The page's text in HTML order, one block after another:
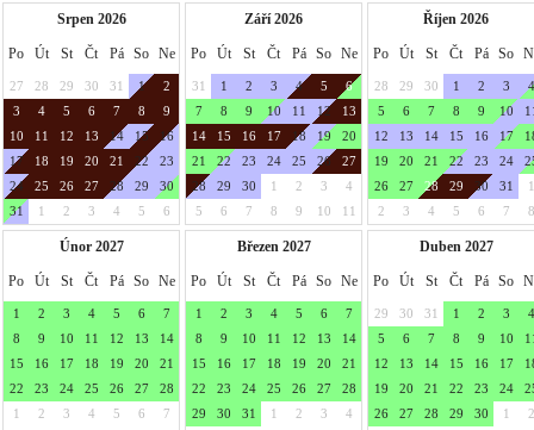
Srpen 2026
Po Út St Čt Pá So Ne
27 28 29 30 31 1
2
3
4 5 6 7 8
9
10
11 12 13 14 15
16
17
18 19 20 21 22
23
24
25 26 27 28 29
30
31
1 2 3 4 5 6
Září 2026
Po Út St Čt Pá So Ne
31 1 2 3 4 5
6
7
8 9 10 11 12
13
14
15 16 17 18 19
20
21
22 23 24 25 26
27
28
29 30 1 2 3
4
5
6 7 8 9 10 11
Říjen 2026
Po Út St Čt Pá So
28 29 30 1 2 3
4
5
6 7 8 9 10
12
13 14 15 16 17
19
20 21 22 23 24
26
27 28 29 30 31
1
2
3 4 5 6 7 8
Únor 2027
Po Út St Čt Pá So Ne
1 2 3 4 5 6
7
8
9 10 11 12 13
14
15
16 17 18 19 20
21
22
23 24 25 26 27
28
1
2 3 4 5 6
7
Březen 2027
Po Út St Čt Pá So Ne
1 2 3 4 5 6
7
8
9 10 11 12 13
14
15
16 17 18 19 20
21
22
23 24 25 26 27
28
29
30 31 1 2 3
4
Duben 2027
Po Út St Čt Pá So
29 30 31 1 2 3
4
5
6 7 8 9 10
12
13 14 15 16 17
19
20 21 22 23 24
26
27 28 29 30 1
2